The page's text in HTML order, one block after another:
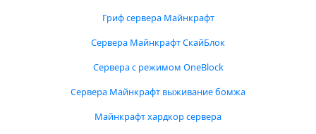
Гриф сервера Майнкрафт
Сервера Майнкрафт СкайБлок
Сервера с режимом OneBlock
Сервера Майнкрафт выживание бомжа
Майнкрафт хардкор сервера